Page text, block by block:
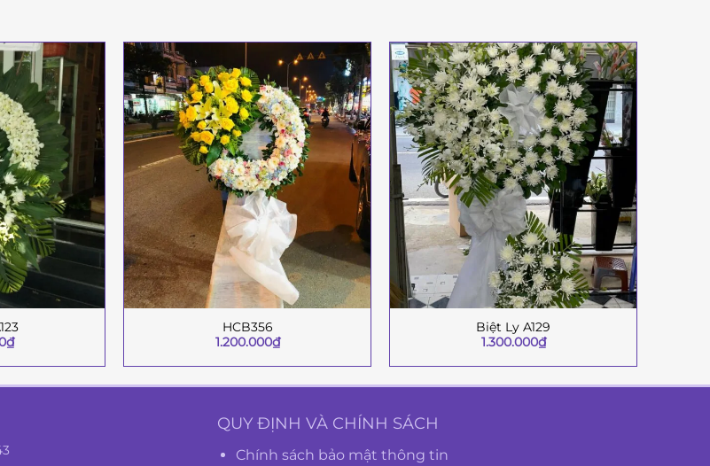
₫
HCB356
1.200.000₫
Biệt Ly A129
1.300.000₫
QUY ĐỊNH VÀ CHÍNH SÁCH
Chính sách bảo mật thông tin